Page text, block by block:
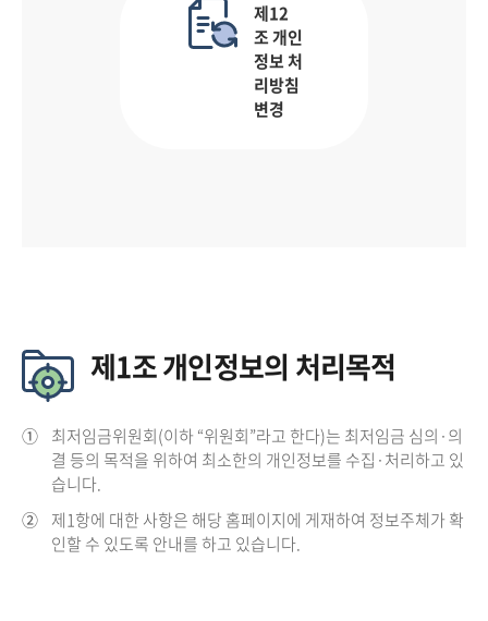
제12
조 개인
정보 처
리방침
변경
제1조 개인정보의 처리목적
① 최저임금위원회(이하 “위원회”라고 한다)는 최저임금 심의·의
결 등의 목적을 위하여 최소한의 개인정보를 수집·처리하고 있
습니다.
② 제1항에 대한 사항은 해당 홈페이지에 게재하여 정보주체가 확
인할 수 있도록 안내를 하고 있습니다.